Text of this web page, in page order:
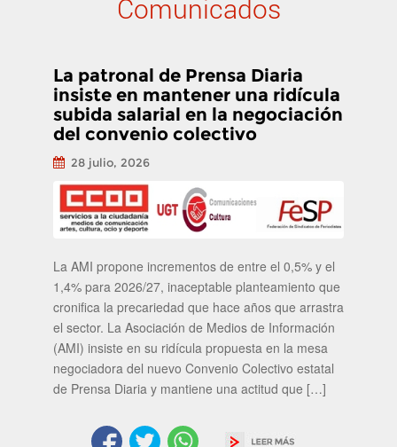
Comunicados
La patronal de Prensa Diaria
insiste en mantener una ridícula
subida salarial en la negociación
del convenio colectivo
28 julio, 2026
La AMI propone incrementos de entre el 0,5% y el
1,4% para 2026/27, inaceptable planteamiento que
cronifica la precariedad que hace años que arrastra
el sector. La Asociación de Medios de Información
(AMI) insiste en su ridícula propuesta en la mesa
negociadora del nuevo Convenio Colectivo estatal
de Prensa Diaria y mantiene una actitud que […]